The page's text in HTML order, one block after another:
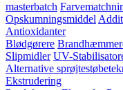
masterbatch
Opskumningsmiddel
Antioxidanter
Blødgørere
Slipmidler UV-
Alternative
Ekstrudering